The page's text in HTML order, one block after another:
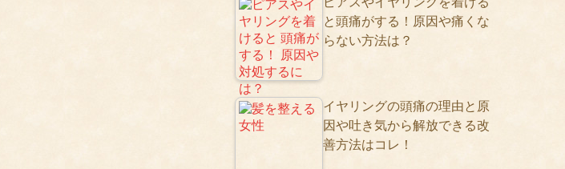
と頭痛がする！原因や痛くな
らない方法は？
イヤリングの頭痛の理由と原
因や吐き気から解放できる改
善方法はコレ！